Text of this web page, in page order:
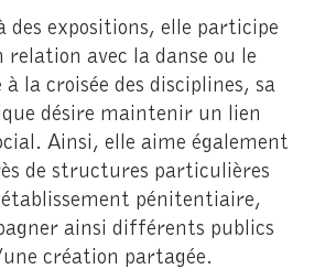
des expositions, elle participe
relation avec la danse ou le
la croisée des disciplines, sa
désire maintenir un lien
Ainsi, elle aime également
de structures particulières
pénitentiaire,
ainsi différents publics
création partagée.